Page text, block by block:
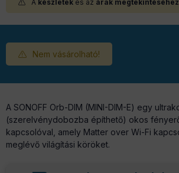
A készletek és az árak megtekintéséhez
Nem vásárolható!
A SONOFF Orb-DIM (MINI-DIM-E) egy
(szerelvénydobozba építhető) okos
kapcsolóval, amely Matter over Wi-Fi
meglévő világítási köröket.